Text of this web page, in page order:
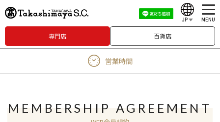
専門店 百貨店
JP
English
한국어
MENU
営業時間
MEMBERSHIP AGREEMENT